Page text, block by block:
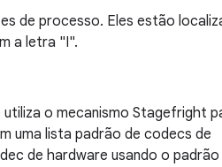
de processo. Eles estão
a letra "I".
o mecanismo Stagefright
uma lista padrão de codecs de
de hardware usando o padrão